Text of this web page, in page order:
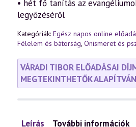
• hét fő tanítás az
legyőzéséről
Kategóriák: Egész napos online
Félelem és bátorság, Önismeret és
VÁRADI TIBOR ELŐADÁSAI
MEGTEKINTHETŐK
Leírás További információk